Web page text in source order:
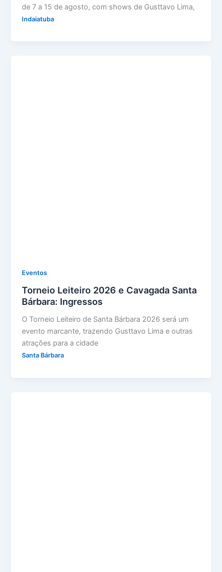
de 7 a 15 de agosto, com shows de Gusttavo Lima,
Indaiatuba
Eventos
Torneio Leiteiro 2026 e Cavagada Santa
Bárbara: Ingressos
O Torneio Leiteiro de Santa Bárbara 2026 será um
evento marcante, trazendo Gusttavo Lima e outras
atrações para a cidade
Santa Bárbara